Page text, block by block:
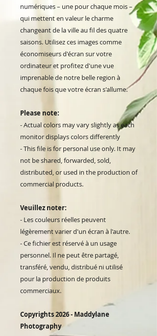
numériques – une pour chaque mois –
qui mettent en valeur le charme
changeant de la ville au fil des quatre
saisons. Utilisez ces images comme
économiseurs d'écran sur votre
ordinateur et profitez d'une vue
imprenable de notre belle region à
chaque fois que votre écran s'allume.
Please note:
- Actual colors may vary slightly as each
monitor displays colors differently
- This file is for personal use only. It may
not be shared, forwarded, sold,
distributed, or used in the production of
commercial products.
Veuillez noter:
- Les couleurs réelles peuvent
légèrement varier d'un écran à l'autre.
- Ce fichier est réservé à un usage
personnel. Il ne peut être partagé,
transféré, vendu, distribué ni utilisé
pour la production de produits
commerciaux.
Copyrights 2026 - Maddylane
Photography